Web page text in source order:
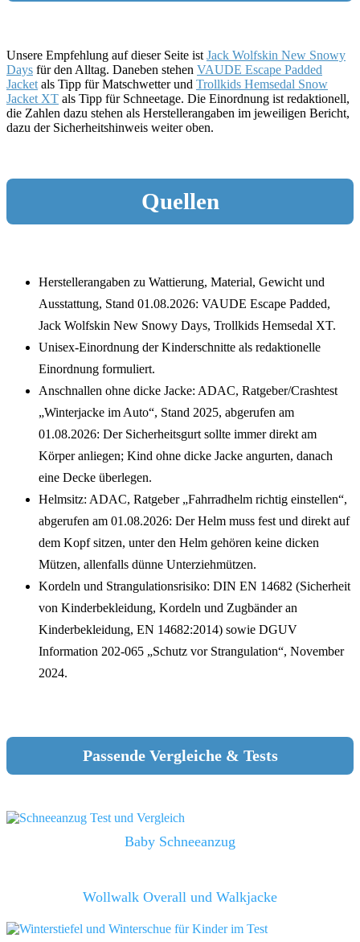
Unsere Empfehlung auf dieser Seite ist Jack Wolfskin New Snowy
Days für den Alltag. Daneben stehen VAUDE Escape Padded
Jacket als Tipp für Matschwetter und Trollkids Hemsedal Snow
Jacket XT als Tipp für Schneetage. Die Einordnung ist redaktionell,
die Zahlen dazu stehen als Herstellerangaben im jeweiligen Bericht,
dazu der Sicherheitshinweis weiter oben.
Quellen
Herstellerangaben zu Wattierung, Material, Gewicht und
Ausstattung, Stand 01.08.2026: VAUDE Escape Padded,
Jack Wolfskin New Snowy Days, Trollkids Hemsedal XT.
Unisex-Einordnung der Kinderschnitte als redaktionelle
Einordnung formuliert.
Anschnallen ohne dicke Jacke: ADAC, Ratgeber/Crashtest
„Winterjacke im Auto“, Stand 2025, abgerufen am
01.08.2026: Der Sicherheitsgurt sollte immer direkt am
Körper anliegen; Kind ohne dicke Jacke angurten, danach
eine Decke überlegen.
Helmsitz: ADAC, Ratgeber „Fahrradhelm richtig einstellen“,
abgerufen am 01.08.2026: Der Helm muss fest und direkt auf
dem Kopf sitzen, unter den Helm gehören keine dicken
Mützen, allenfalls dünne Unterziehmützen.
Kordeln und Strangulationsrisiko: DIN EN 14682 (Sicherheit
von Kinderbekleidung, Kordeln und Zugbänder an
Kinderbekleidung, EN 14682:2014) sowie DGUV
Information 202-065 „Schutz vor Strangulation“, November
2024.
Passende Vergleiche & Tests
Baby Schneeanzug
Wollwalk Overall und Walkjacke